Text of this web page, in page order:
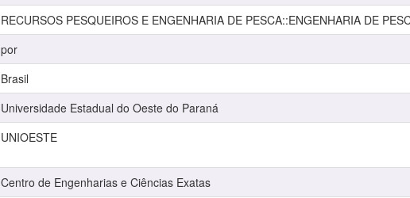
RECURSOS PESQUEIROS E ENGENHARIA DE PESCA::ENGENHARIA DE
por
Brasil
Universidade Estadual do Oeste do Paraná
UNIOESTE
Centro de Engenharias e Ciências Exatas